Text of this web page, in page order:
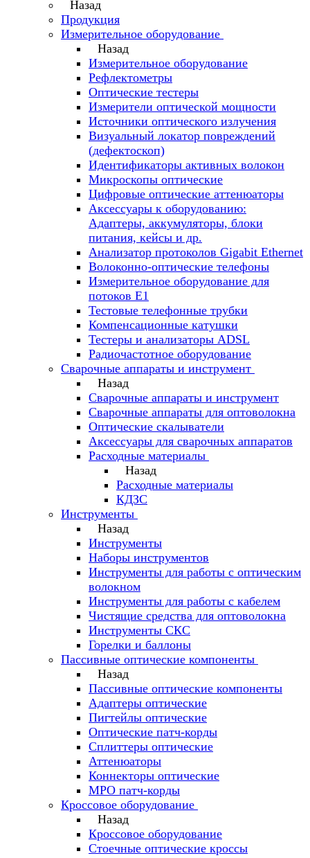
Назад
Продукция
Измерительное оборудование
Назад
Измерительное оборудование
Рефлектометры
Оптические тестеры
Измерители оптической мощности
Источники оптического излучения
Визуальный локатор повреждений
(дефектоскоп)
Идентификаторы активных волокон
Микроскопы оптические
Цифровые оптические аттенюаторы
Аксессуары к оборудованию:
Адаптеры, аккумуляторы, блоки
питания, кейсы и др.
Анализатор протоколов Gigabit Ethernet
Волоконно-оптические телефоны
Измерительное оборудование для
потоков Е1
Тестовые телефонные трубки
Компенсационные катушки
Тестеры и анализаторы ADSL
Радиочастотное оборудование
Сварочные аппараты и инструмент
Назад
Сварочные аппараты и инструмент
Сварочные аппараты для оптоволокна
Оптические скалыватели
Аксессуары для сварочных аппаратов
Расходные материалы
Назад
Расходные материалы
КДЗС
Инструменты
Назад
Инструменты
Наборы инструментов
Инструменты для работы с оптическим
волокном
Инструменты для работы с кабелем
Чистящие средства для оптоволокна
Инструменты СКС
Горелки и баллоны
Пассивные оптические компоненты
Назад
Пассивные оптические компоненты
Адаптеры оптические
Пигтейлы оптические
Оптические патч-корды
Сплиттеры оптические
Аттенюаторы
Коннекторы оптические
MPO патч-корды
Кроссовое оборудование
Назад
Кроссовое оборудование
Стоечные оптические кроссы